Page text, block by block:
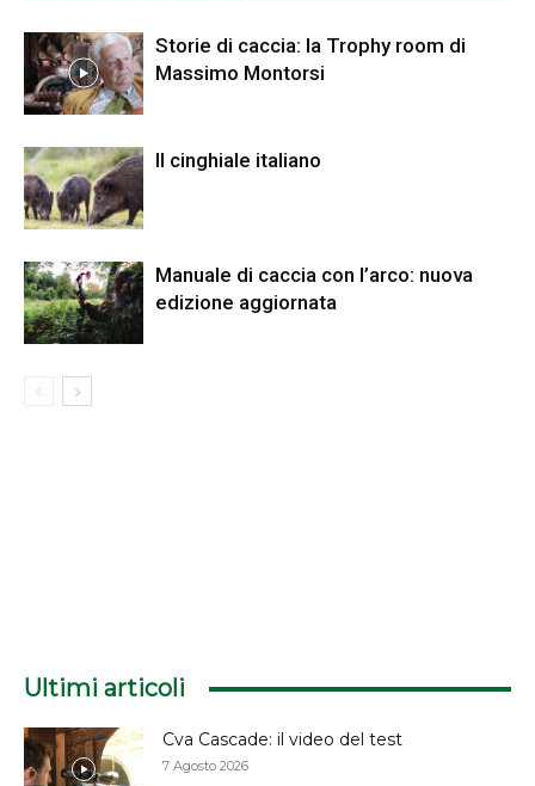
Storie di caccia: la Trophy room di
Massimo Montorsi
Il cinghiale italiano
Manuale di caccia con l’arco: nuova
edizione aggiornata
Ultimi articoli
Cva Cascade: il video del test
7 Agosto 2026